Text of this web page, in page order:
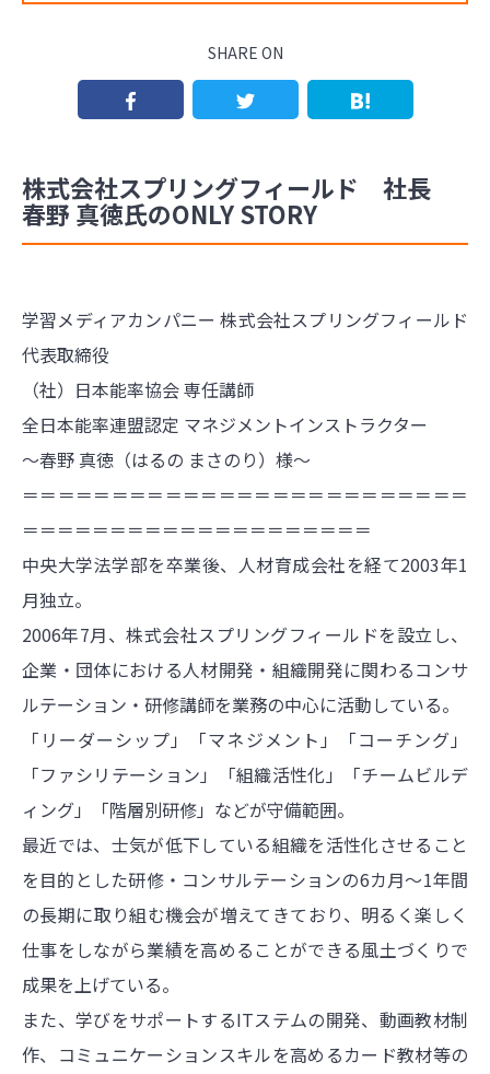
SHARE ON
株式会社スプリングフィールド 社長
春野 真徳氏のONLY STORY
学習メディアカンパニー 株式会社スプリングフィールド
代表取締役
（社）日本能率協会 専任講師
全日本能率連盟認定 マネジメントインストラクター
～春野 真徳（はるの まさのり）様～
＝＝＝＝＝＝＝＝＝＝＝＝＝＝＝＝＝＝＝＝＝＝＝＝＝
＝＝＝＝＝＝＝＝＝＝＝＝＝＝＝＝＝＝＝＝
中央大学法学部を卒業後、人材育成会社を経て2003年1
月独立。
2006年7月、株式会社スプリングフィールドを設立し、
企業・団体における人材開発・組織開発に関わるコンサ
ルテーション・研修講師を業務の中心に活動している。
「リーダーシップ」「マネジメント」「コーチング」
「ファシリテーション」「組織活性化」「チームビルデ
ィング」「階層別研修」などが守備範囲。
最近では、士気が低下している組織を活性化させること
を目的とした研修・コンサルテーションの6カ月～1年間
の長期に取り組む機会が増えてきており、明るく楽しく
仕事をしながら業績を高めることができる風土づくりで
成果を上げている。
また、学びをサポートするITステムの開発、動画教材制
作、コミュニケーションスキルを高めるカード教材等の